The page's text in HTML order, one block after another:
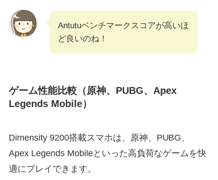
Antutuベンチマークスコアが高いほ
ど良いのね！
ゲーム性能比較（原神、PUBG、Apex
Legends Mobile）
Dimensity 9200搭載スマホは、原神、PUBG、
Apex Legends Mobileといった高負荷なゲームを快
適にプレイできます。